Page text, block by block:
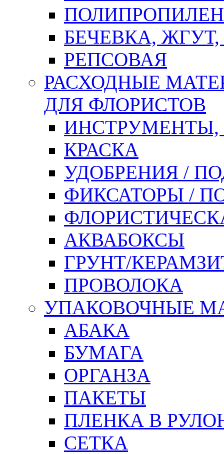
БЕЧЕВКА,
РЕПСОВАЯ
РАСХОДНЫЕ
ДЛЯ ФЛОРИСТОВ
ИНСТРУМЕНТЫ,
КРАСКА
УДОБРЕНИЯ /
ФИКСАТОРЫ /
АКВАБОКСЫ
ГРУНТ/
ПРОВОЛОКА
УПАКОВОЧНЫЕ
АБАКА
БУМАГА
ОРГАНЗА
ПАКЕТЫ
ПЛЕНКА В
СЕТКА